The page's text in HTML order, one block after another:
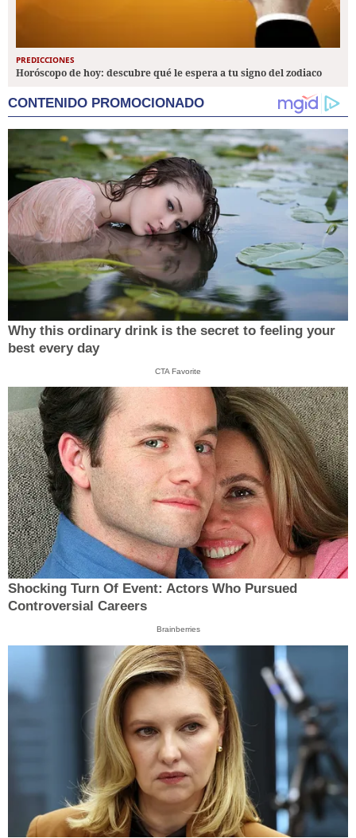
PREDICCIONES
Horóscopo de hoy: descubre qué le espera a tu signo del zodiaco
CONTENIDO PROMOCIONADO
Why this ordinary drink is the secret to feeling your
best every day
CTA Favorite
Shocking Turn Of Event: Actors Who Pursued
Controversial Careers
Brainberries